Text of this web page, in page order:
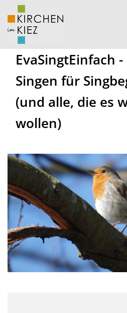
EvaSingtEinfach
Singen für
(und alle, die es
wollen)